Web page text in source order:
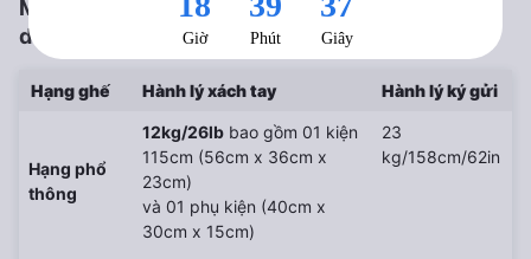
Mức hành lý miễn cước Vietnam Airlines - Áp
dụng cho mọi chặng bay
Hạng ghế Hành lý xách tay Hành lý ký gửi
Hạng phổ
thông
12kg/26lb bao gồm 01 kiện
115cm (56cm x 36cm x
23cm)
và 01 phụ kiện (40cm x
30cm x 15cm)
23
kg/158cm/62in